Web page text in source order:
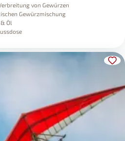
von Gewürzen
Gewürzmischung
Öl